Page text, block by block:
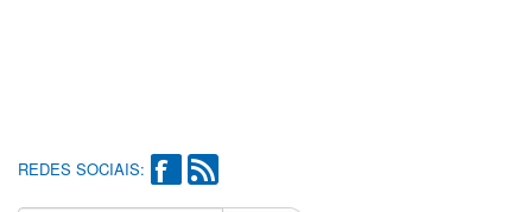
REDES SOCIAIS: